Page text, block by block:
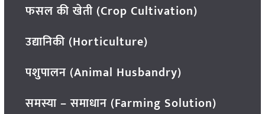
फसल की खेती (Crop Cultivation)
उद्यानिकी (Horticulture)
पशुपालन (Animal Husbandry)
समस्या – समाधान (Farming Solution)